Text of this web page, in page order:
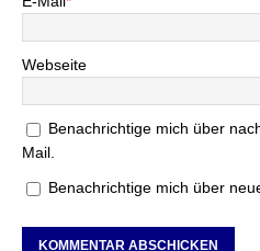
Webseite
Benachrichtige mich über
Mail.
Benachrichtige mich über